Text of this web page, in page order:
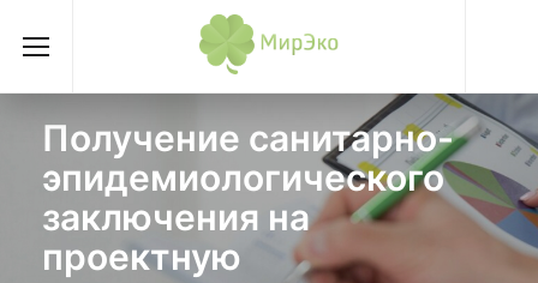
Получение санитарно-
эпидемиологического
заключения на
проектную